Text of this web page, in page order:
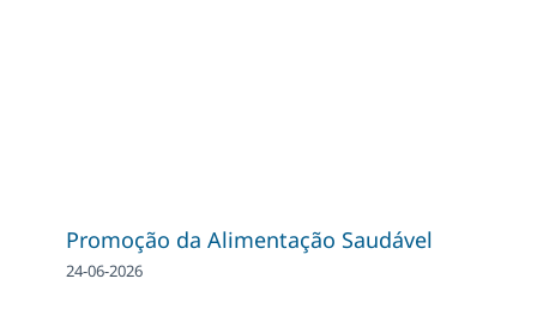
Promoção da Alimentação Saudável
24-06-2026